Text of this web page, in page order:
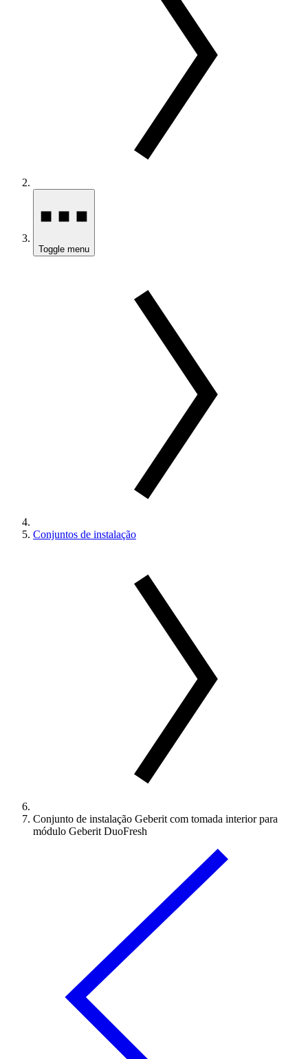
Toggle menu
Conjuntos de instalação
Conjunto de instalação Geberit com tomada interior para
módulo Geberit DuoFresh